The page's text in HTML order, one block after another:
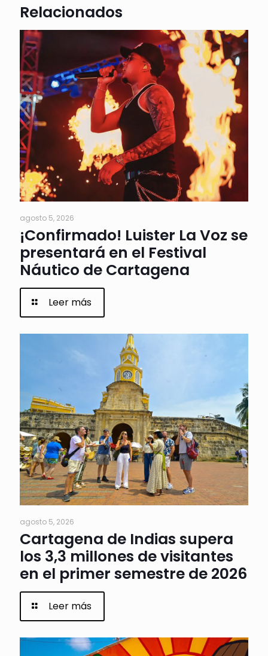
Relacionados
agosto 5, 2026
¡Confirmado! Luister La Voz se
presentará en el Festival
Náutico de Cartagena
Leer más
agosto 5, 2026
Cartagena de Indias supera
los 3,3 millones de visitantes
en el primer semestre de 2026
Leer más